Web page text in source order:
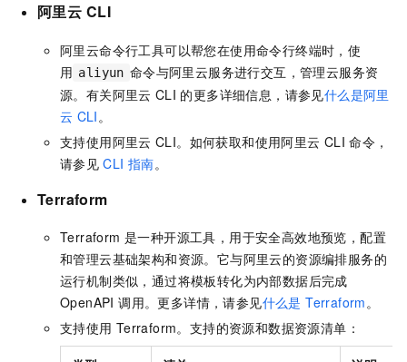
阿里云 CLI
阿里云命令行工具可以帮您在使用命令行终端时，使
用 aliyun 命令与阿里云服务进行交互，管理云服务资
源。有关阿里云 CLI 的更多详细信息，请参见什么是阿里
云 CLI 。
支持使用阿里云 CLI。如何获取和使用阿里云 CLI 命令，
请参见 CLI 指南。
Terraform
Terraform 是一种开源工具，用于安全高效地预览，配置
和管理云基础架构和资源。它与阿里云的资源编排服务的
运行机制类似，通过将模板转化为内部数据后完成
OpenAPI 调用。更多详情，请参见什么是 Terraform。
支持使用 Terraform。支持的资源和数据资源清单：